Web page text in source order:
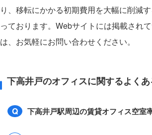
り、移転にかかる初期費用を大幅に削減
っております。Webサイトには掲載され
は、お気軽にお問い合わせください。
下高井戸のオフィスに関するよく
Q 下高井戸駅周辺の賃貸オフィス空室